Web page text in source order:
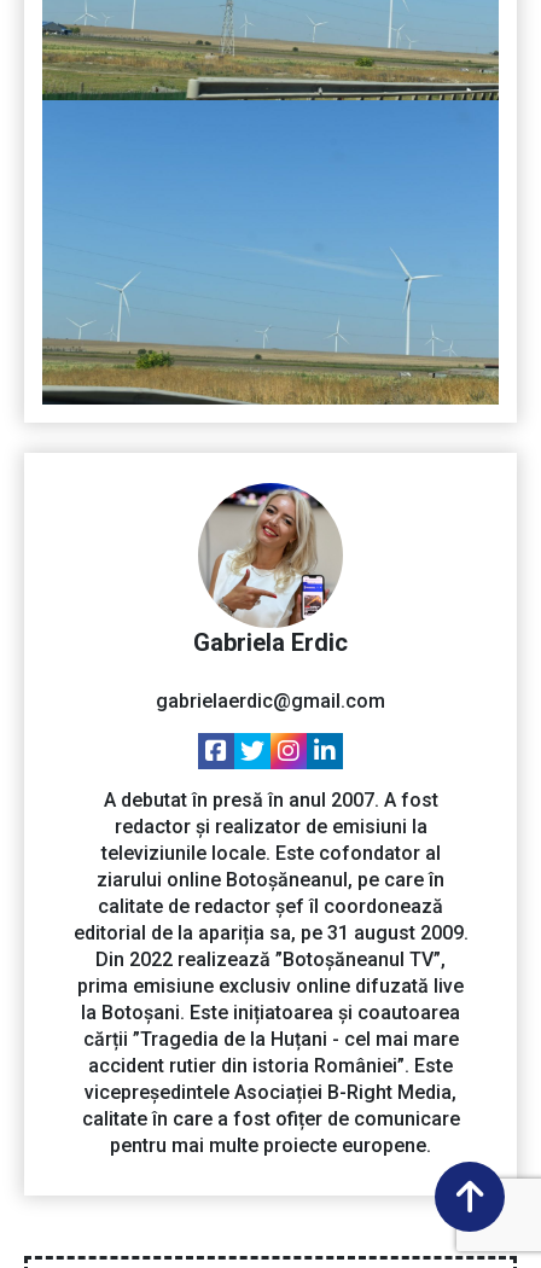
Gabriela Erdic
gabrielaerdic@gmail.com
A debutat în presă în anul 2007. A fost
redactor și realizator de emisiuni la
televiziunile locale. Este cofondator al
ziarului online Botoșăneanul, pe care în
calitate de redactor șef îl coordonează
editorial de la apariția sa, pe 31 august 2009.
Din 2022 realizează ”Botoșăneanul TV”,
prima emisiune exclusiv online difuzată live
la Botoșani. Este inițiatoarea și coautoarea
cărții ”Tragedia de la Huțani - cel mai mare
accident rutier din istoria României”. Este
vicepreședintele Asociației B-Right Media,
calitate în care a fost ofițer de comunicare
pentru mai multe proiecte europene.